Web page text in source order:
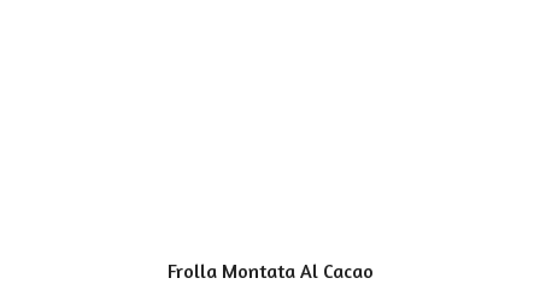
Frolla Montata Al Cacao